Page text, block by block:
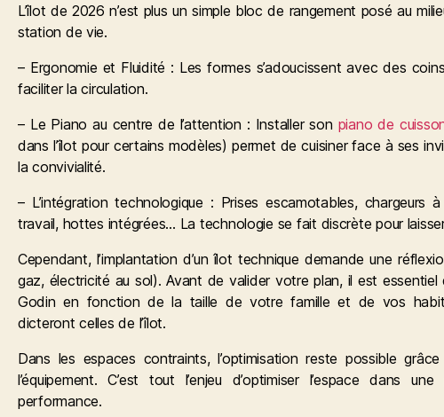
L’îlot de 2026 n’est plus un simple bloc de rangement posé au
station de vie.
– Ergonomie et Fluidité : Les formes s’adoucissent avec des
faciliter la circulation.
– Le Piano au centre de l’attention : Installer son piano de
dans l’îlot pour certains modèles) permet de cuisiner face à ses
la convivialité.
– L’intégration technologique : Prises escamotables, chargeurs
travail, hottes intégrées… La technologie se fait discrète pour
Cependant, l’implantation d’un îlot technique demande une
gaz, électricité au sol). Avant de valider votre plan, il est
Godin en fonction de la taille de votre famille et de vos
dicteront celles de l’îlot.
Dans les espaces contraints, l’optimisation reste possible
l’équipement. C’est tout l’enjeu d’optimiser l’espace dans une
performance.